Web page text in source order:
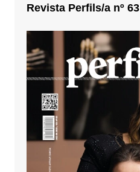
Revista Perfils/a nº 63